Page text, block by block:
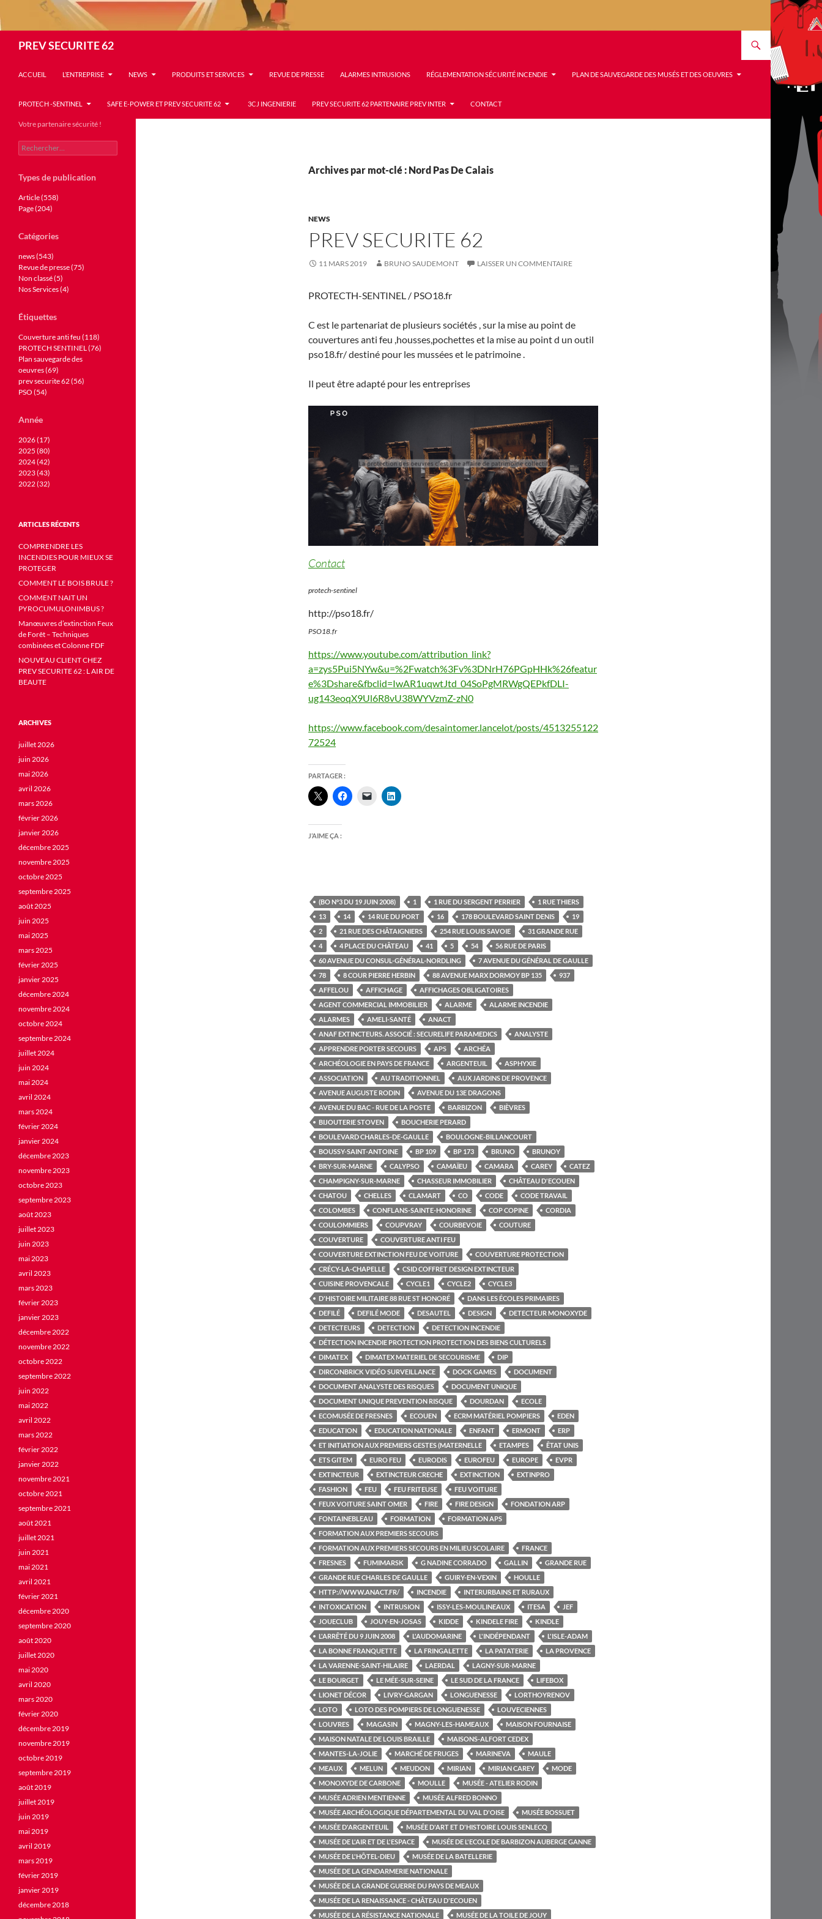
PREV SECURITE 62
ACCUEIL L’ENTREPRISE NEWS PRODUITS ET SERVICES REVUE DE PRESSE ALARMES INTRUSIONS RÉGLEMENTATION SÉCURITÉ INCENDIE PLAN DE SAUVEGARDE DES MUSÉS ET DES OEUVRES
PROTECH -SENTINEL SAFE E-POWER ET PREV SECURITE 62 3CJ INGENIERIE PREV SECURITE 62 PARTENAIRE PREV INTER CONTACT
Archives par mot-clé : Nord Pas De Calais
NEWS
PREV SECURITE 62
11 MARS 2019 BRUNO SAUDEMONT LAISSER UN COMMENTAIRE
PROTECTH-SENTINEL / PSO18.fr
C est le partenariat de plusieurs sociétés , sur la mise au point de
couvertures anti feu ,housses,pochettes et la mise au point d un outil
pso18.fr/ destiné pour les mussées et le patrimoine .
Il peut être adapté pour les entreprises
Contact
protech-sentinel
http://pso18.fr/
PSO18.fr
https://www.youtube.com/attribution_link?
a=zys5Pui5NYw&u=%2Fwatch%3Fv%3DNrH76PGpHHk%26featur
e%3Dshare&fbclid=IwAR1uqwtJtd_04SoPgMRWgQEPkfDLI-
ug143eoqX9Ul6R8vU38WYVzmZ-zN0
https://www.facebook.com/desaintomer.lancelot/posts/4513255122
72524
PARTAGER :
J’AIME ÇA :
(BO N°3 DU 19 JUIN 2008) 1 1 RUE DU SERGENT PERRIER
1 RUE THIERS
13
14 14 RUE DU PORT 16 178 BOULEVARD SAINT DENIS
19
2
21 RUE DES CHÂTAIGNIERS 254 RUE LOUIS SAVOIE
31 GRANDE RUE
4
4 PLACE DU CHÂTEAU 41 5 54
56 RUE DE PARIS
60 AVENUE DU CONSUL-GÉNÉRAL-NORDLING
7 AVENUE DU GÉNÉRAL DE GAULLE
78
8 COUR PIERRE HERBIN 88 AVENUE MARX DORMOY BP 135
937
AFFELOU
AFFICHAGE
AFFICHAGES OBLIGATOIRES
AGENT COMMERCIAL IMMOBILIER
ALARME
ALARME INCENDIE
ALARMES
AMELI-SANTÉ
ANACT
ANAF EXTINCTEURS. ASSOCIÉ : SECURELIFE PARAMEDICS
ANALYSTE
APPRENDRE PORTER SECOURS
APS
ARCHÉA
ARCHÉOLOGIE EN PAYS DE FRANCE
ARGENTEUIL
ASPHYXIE
ASSOCIATION
AU TRADITIONNEL
AUX JARDINS DE PROVENCE
AVENUE AUGUSTE RODIN
AVENUE DU 13E DRAGONS
AVENUE DU BAC - RUE DE LA POSTE
BARBIZON
BIÈVRES
BIJOUTERIE STOVEN
BOUCHERIE PERARD
BOULEVARD CHARLES-DE-GAULLE
BOULOGNE-BILLANCOURT
BOUSSY-SAINT-ANTOINE
BP 109 BP 173 BRUNO
BRUNOY
BRY-SUR-MARNE
CALYPSO CAMAÏEU CAMARA CAREY
CATEZ
CHAMPIGNY-SUR-MARNE
CHASSEUR IMMOBILIER
CHÂTEAU D'ECOUEN
CHATOU
CHELLES CLAMART CO CODE
CODE TRAVAIL
COLOMBES
CONFLANS-SAINTE-HONORINE COP COPINE
CORDIA
COULOMMIERS
COUPVRAY COURBEVOIE
COUTURE
COUVERTURE
COUVERTURE ANTI FEU
COUVERTURE EXTINCTION FEU DE VOITURE
COUVERTURE PROTECTION
CRÉCY-LA-CHAPELLE
CSID COFFRET DESIGN EXTINCTEUR
CUISINE PROVENCALE
CYCLE1 CYCLE2
CYCLE3
D'HISTOIRE MILITAIRE 88 RUE ST HONORÉ
DANS LES ÉCOLES PRIMAIRES
DEFILÉ
DEFILÉ MODE DESAUTEL DESIGN
DETECTEUR MONOXYDE
DETECTEURS
DETECTION
DETECTION INCENDIE
DÉTECTION INCENDIE PROTECTION PROTECTION DES BIENS CULTURELS
DIMATEX
DIMATEX MATERIEL DE SECOURISME
DIP
DIRCONBRICK VIDÉO SURVEILLANCE
DOCK GAMES
DOCUMENT
DOCUMENT ANALYSTE DES RISQUES
DOCUMENT UNIQUE
DOCUMENT UNIQUE PREVENTION RISQUE
DOURDAN
ECOLE
ECOMUSÉE DE FRESNES
ECOUEN ECRM MATÉRIEL POMPIERS
EDEN
EDUCATION
EDUCATION NATIONALE ENFANT ERMONT
ERP
ET INITIATION AUX PREMIERS GESTES (MATERNELLE
ETAMPES
ÊTAT UNIS
ETS GITEM
EURO FEU EURODIS EUROFEU EUROPE
EVPR
EXTINCTEUR
EXTINCTEUR CRECHE EXTINCTION
EXTINPRO
FASHION
FEU FEU FRITEUSE
FEU VOITURE
FEUX VOITURE SAINT OMER
FIRE FIRE DESIGN
FONDATION ARP
FONTAINEBLEAU
FORMATION
FORMATION APS
FORMATION AUX PREMIERS SECOURS
FORMATION AUX PREMIERS SECOURS EN MILIEU SCOLAIRE
FRANCE
FRESNES
FUMIMARSK G NADINE CORRADO GALLIN
GRANDE RUE
GRANDE RUE CHARLES DE GAULLE
GUIRY-EN-VEXIN
HOULLE
HTTP://WWW.ANACT.FR/
INCENDIE
INTERURBAINS ET RURAUX
INTOXICATION
INTRUSION ISSY-LES-MOULINEAUX ITESA
JEF
JOUECLUB
JOUY-EN-JOSAS KIDDE KINDELE FIRE
KINDLE
L'ARRÊTÉ DU 9 JUIN 2008
L'AUDOMARINE L'INDÉPENDANT
L'ISLE-ADAM
LA BONNE FRANQUETTE
LA FRINGALETTE LA PATATERIE
LA PROVENCE
LA VARENNE-SAINT-HILAIRE
LAERDAL
LAGNY-SUR-MARNE
LE BOURGET
LE MÉE-SUR-SEINE LE SUD DE LA FRANCE
LIFEBOX
LIONET DÉCOR
LIVRY-GARGAN LONGUENESSE
LORTHOYRENOV
LOTO
LOTO DES POMPIERS DE LONGUENESSE
LOUVECIENNES
LOUVRES
MAGASIN MAGNY-LES-HAMEAUX
MAISON FOURNAISE
MAISON NATALE DE LOUIS BRAILLE
MAISONS-ALFORT CEDEX
MANTES-LA-JOLIE
MARCHÉ DE FRUGES MARINEVA
MAULE
MEAUX
MELUN MEUDON MIRIAN MIRIAN CAREY
MODE
MONOXYDE DE CARBONE
MOULLE
MUSÉE - ATELIER RODIN
MUSÉE ADRIEN MENTIENNE
MUSÉE ALFRED BONNO
MUSÉE ARCHÉOLOGIQUE DÉPARTEMENTAL DU VAL D'OISE
MUSÉE BOSSUET
MUSÉE D'ARGENTEUIL
MUSÉE D'ART ET D'HISTOIRE LOUIS SENLECQ
MUSÉE DE L'AIR ET DE L'ESPACE
MUSÉE DE L'ECOLE DE BARBIZON AUBERGE GANNE
MUSÉE DE L'HÔTEL-DIEU
MUSÉE DE LA BATELLERIE
MUSÉE DE LA GENDARMERIE NATIONALE
MUSÉE DE LA GRANDE GUERRE DU PAYS DE MEAUX
MUSÉE DE LA RENAISSANCE - CHÂTEAU D'ECOUEN
MUSÉE DE LA RÉSISTANCE NATIONALE
MUSÉE DE LA TOILE DE JOUY
Votre partenaire sécurité !
Rechercher :
Types de publication
Article (558)
Page (204)
Catégories
news (543)
Revue de presse (75)
Non classé (5)
Nos Services (4)
Étiquettes
Couverture anti feu (118)
PROTECH SENTINEL (76)
Plan sauvegarde des
oeuvres (69)
prev securite 62 (56)
PSO (54)
Année
2026 (17)
2025 (80)
2024 (42)
2023 (43)
2022 (32)
ARTICLES RÉCENTS
COMPRENDRE LES
INCENDIES POUR MIEUX SE
PROTEGER
COMMENT LE BOIS BRULE ?
COMMENT NAIT UN
PYROCUMULONIMBUS ?
Manœuvres d’extinction Feux
de Forêt – Techniques
combinées et Colonne FDF
NOUVEAU CLIENT CHEZ
PREV SECURITE 62 : L AIR DE
BEAUTE
ARCHIVES
juillet 2026
juin 2026
mai 2026
avril 2026
mars 2026
février 2026
janvier 2026
décembre 2025
novembre 2025
octobre 2025
septembre 2025
août 2025
juin 2025
mai 2025
mars 2025
février 2025
janvier 2025
décembre 2024
novembre 2024
octobre 2024
septembre 2024
juillet 2024
juin 2024
mai 2024
avril 2024
mars 2024
février 2024
janvier 2024
décembre 2023
novembre 2023
octobre 2023
septembre 2023
août 2023
juillet 2023
juin 2023
mai 2023
avril 2023
mars 2023
février 2023
janvier 2023
décembre 2022
novembre 2022
octobre 2022
septembre 2022
juin 2022
mai 2022
avril 2022
mars 2022
février 2022
janvier 2022
novembre 2021
octobre 2021
septembre 2021
août 2021
juillet 2021
juin 2021
mai 2021
avril 2021
février 2021
décembre 2020
septembre 2020
août 2020
juillet 2020
mai 2020
avril 2020
mars 2020
février 2020
décembre 2019
novembre 2019
octobre 2019
septembre 2019
août 2019
juillet 2019
juin 2019
mai 2019
avril 2019
mars 2019
février 2019
janvier 2019
décembre 2018